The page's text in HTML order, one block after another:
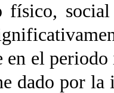
físico,
en el
dado por la